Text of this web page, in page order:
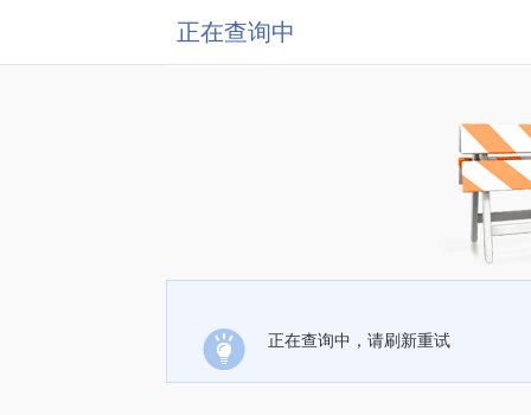
正在查询中
正在查询中，请刷新重试